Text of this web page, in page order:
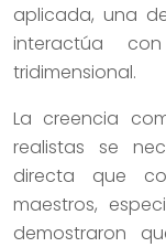
aplicada, una
interactúa
tridimensional.
La creencia
realistas se
directa que
maestros,
demostraron